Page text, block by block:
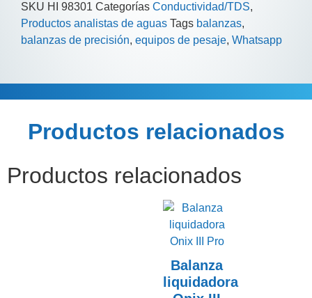
SKU HI 98301 Categorías Conductividad/TDS,
Productos analistas de aguas Tags balanzas,
balanzas de precisión, equipos de pesaje, Whatsapp
Descripción
Productos relacionados
Productos relacionados
Balanza
liquidadora